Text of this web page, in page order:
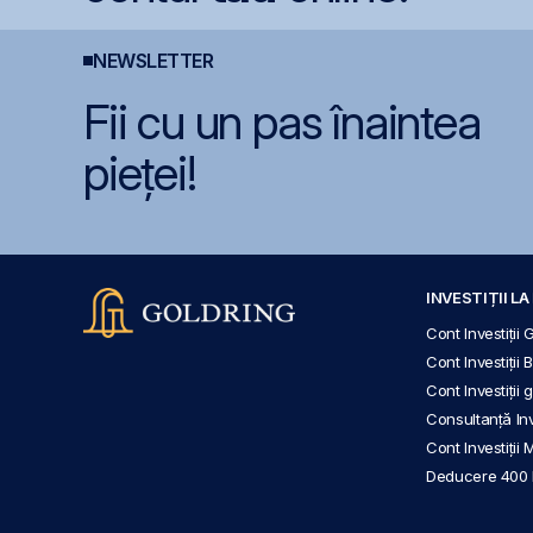
NEWSLETTER
Fii cu un pas înaintea
pieței!
INVESTIȚII LA
Cont Investiții
Cont Investiții
Cont Investiții
Consultanță
Cont Investiții
Deducere 400